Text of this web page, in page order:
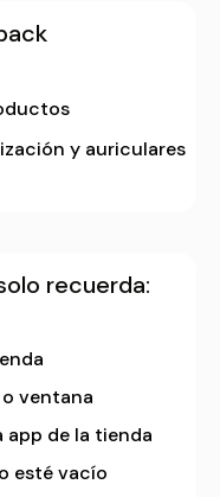
y auriculares
recuerda:
ventana
app de la tienda
esté vacío